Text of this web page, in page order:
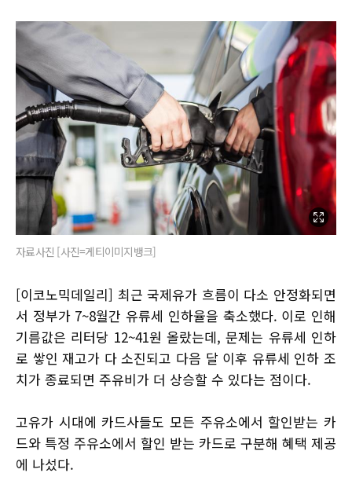
자료사진 [사진=게티이미지뱅크]
[이코노믹데일리] 최근 국제유가 흐름이 다소 안정화되면
서 정부가 7~8월간 유류세 인하율을 축소했다. 이로 인해
기름값은 리터당 12~41원 올랐는데, 문제는 유류세 인하
로 쌓인 재고가 다 소진되고 다음 달 이후 유류세 인하 조
치가 종료되면 주유비가 더 상승할 수 있다는 점이다.
고유가 시대에 카드사들도 모든 주유소에서 할인받는 카
드와 특정 주유소에서 할인 받는 카드로 구분해 혜택 제공
에 나섰다.